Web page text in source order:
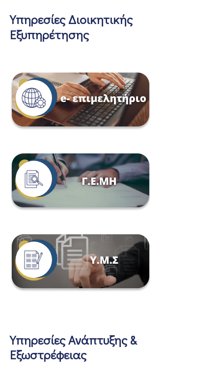
Υπηρεσίες Διοικητικής
Εξυπηρέτησης
Υπηρεσίες Ανάπτυξης &
Εξωστρέφειας